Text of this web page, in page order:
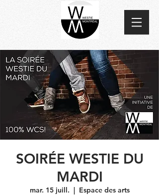
SOIRÉE WESTIE DU
MARDI
mar. 15 juill.
  |
Espace des arts